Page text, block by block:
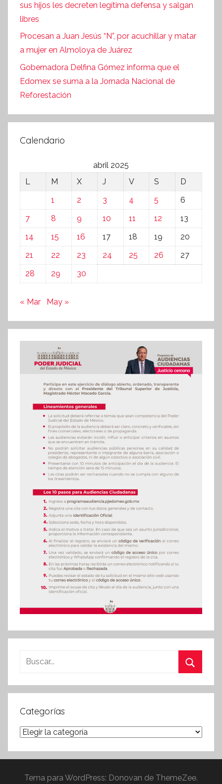
sus hijos les decreten legítima defensa y salgan
libres
Procesan a Juan Jesús “N”, por acuchillar y matar
a mujer en Almoloya de Juárez
Gobernadora Delfina Gómez informa que el
Edomex se suma a la Jornada Nacional de
Reforestación
Calendario
abril 2025
L
M X J V S
D
1
2 3 4 5
6
7
8 9 10 11 12
13
14
15 16 17 18 19
20
21
22 23 24 25 26
27
28
29 30
« Mar May »
Buscar:
Categorías
Categorías
Tema para WordPress: Donovan de ThemeZee.